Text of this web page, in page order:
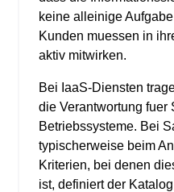
keine alleinige
Kunden muessen in
aktiv mitwirken.
Bei IaaS-Diensten
die Verantwortung fuer
Betriebssysteme. Bei
typischerweise beim
Kriterien, bei denen
ist, definiert der